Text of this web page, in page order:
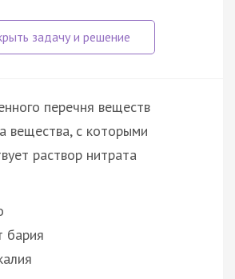
перечня веществ
вещества, с которыми
раствор нитрата
бария